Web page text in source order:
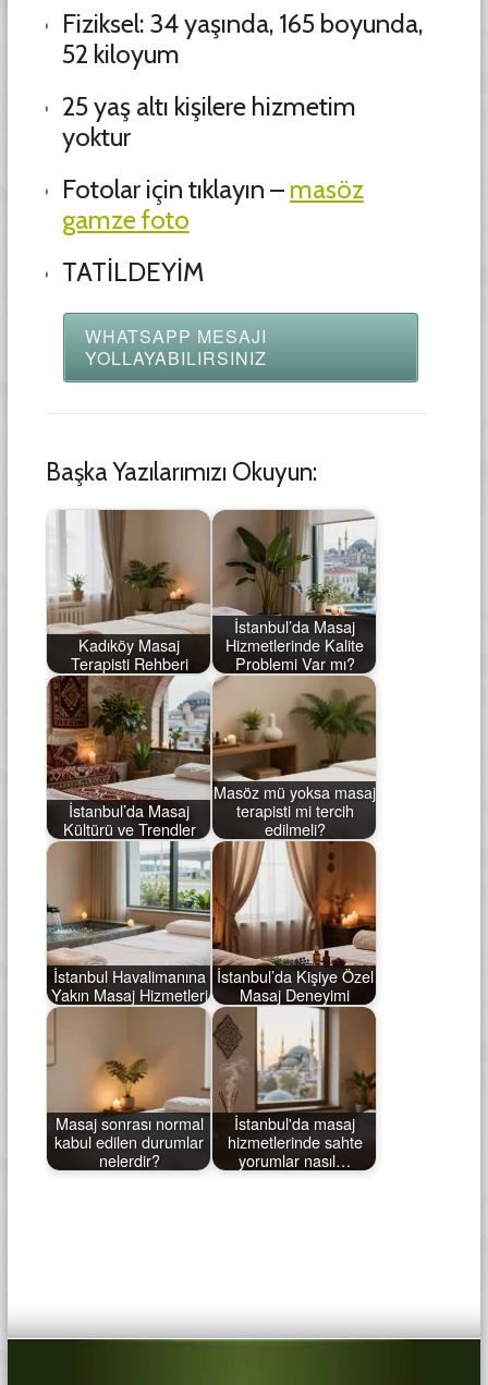
Fiziksel: 34 yaşında, 165 boyunda,
52 kiloyum
25 yaş altı kişilere hizmetim
yoktur
Fotolar için tıklayın – masöz
gamze foto
TATİLDEYİM
WHATSAPP MESAJI
YOLLAYABILIRSINIZ
Başka Yazılarımızı Okuyun:
Kadıköy Masaj
Terapisti Rehberi
İstanbul’da Masaj
Hizmetlerinde Kalite
Problemi Var mı?
İstanbul’da Masaj
Kültürü ve Trendler
Masöz mü yoksa masaj
terapisti mi tercih
edilmeli?
İstanbul Havalimanına
Yakın Masaj Hizmetleri
İstanbul’da Kişiye Özel
Masaj Deneyimi
Masaj sonrası normal
kabul edilen durumlar
nelerdir?
İstanbul'da masaj
hizmetlerinde sahte
yorumlar nasıl…